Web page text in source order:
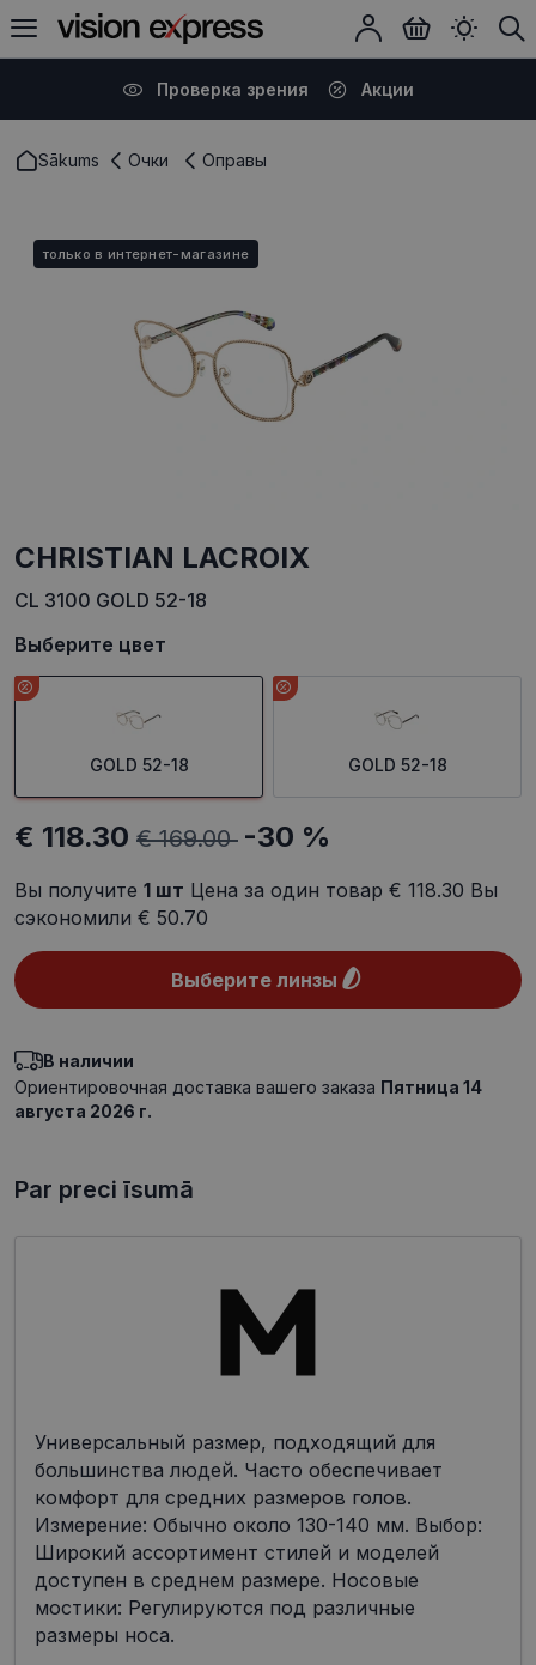
Проверка зрения Акции
Sākums Очки Оправы
только в интернет-магазине
CHRISTIAN LACROIX
CL 3100 GOLD 52-18
Выберите цвет
GOLD 52-18 GOLD 52-18
€ 118.30 € 169.00 -30 %
Вы получите 1 шт Цена за один товар € 118.30 Вы
сэкономили € 50.70
Выберите линзы
В наличии
Ориентировочная доставка вашего заказа Пятница 14
августа 2026 г.
Par preci īsumā
Универсальный размер, подходящий для
большинства людей. Часто обеспечивает
комфорт для средних размеров голов.
Измерение: Обычно около 130-140 мм. Выбор:
Широкий ассортимент стилей и моделей
доступен в среднем размере. Носовые
мостики: Регулируются под различные
размеры носа.